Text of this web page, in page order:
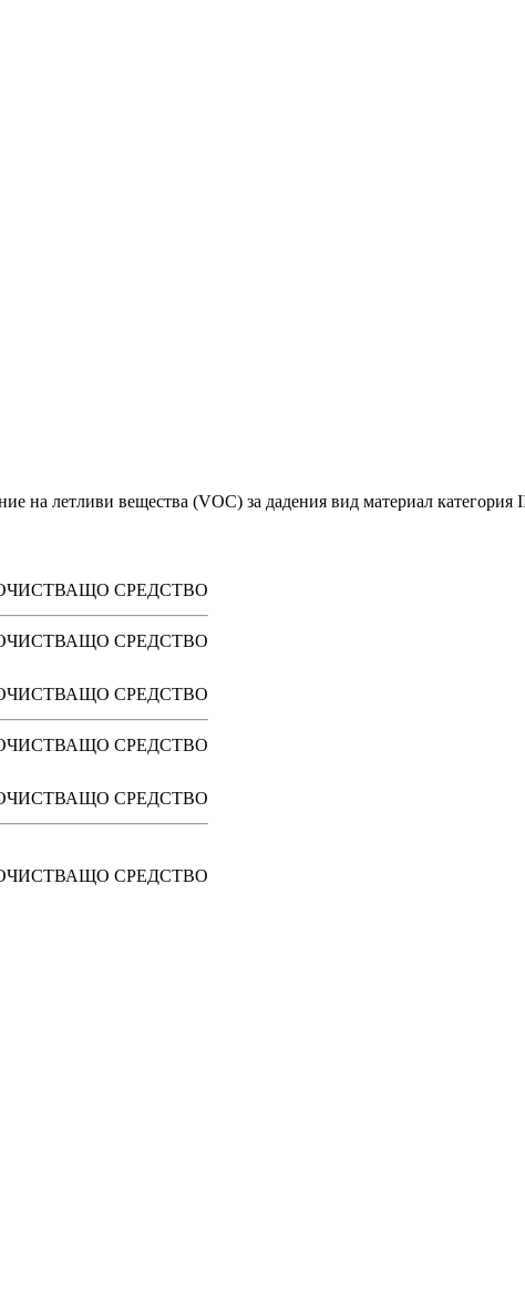
на летливи вещества (VOC) за дадения вид материал
СРЕДСТВО
СРЕДСТВО
СРЕДСТВО
СРЕДСТВО
СРЕДСТВО
СРЕДСТВО